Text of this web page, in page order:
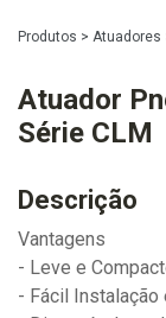
Produtos > Atuadores
Atuador
Série CLM
Descrição
Vantagens
- Leve e
- Fácil